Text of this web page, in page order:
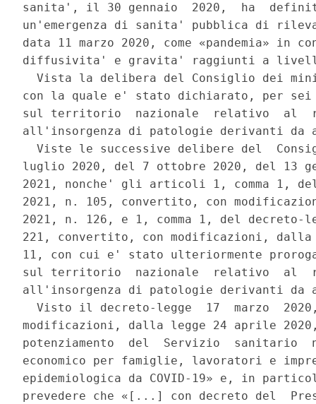
sanita', il 30 gennaio  2020,  ha
un'emergenza di sanita' pubblica di
data 11 marzo 2020, come «pandemia»
diffusivita' e gravita' raggiunti a
Vista la delibera del Consiglio dei
con la quale e' stato dichiarato, per sei
sul territorio  nazionale  relativo  al
all'insorgenza di patologie derivanti
Viste le successive delibere del
luglio 2020, del 7 ottobre 2020, del 13
2021, nonche' gli articoli 1, comma 1,
2021, n. 105, convertito, con
2021, n. 126, e 1, comma 1, del decreto-
221, convertito, con modificazioni,
11, con cui e' stato ulteriormente
sul territorio  nazionale  relativo  al
all'insorgenza di patologie derivanti
Visto il decreto-legge  17  marzo
modificazioni, dalla legge 24 aprile
potenziamento  del  Servizio  sanitario
economico per famiglie, lavoratori e
epidemiologica da COVID-19» e, in
prevedere che «[...] con decreto del